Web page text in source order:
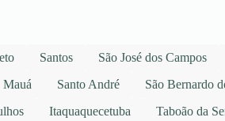
Santos São José dos Campos
Mauá Santo André São Bernardo
Itaquaquecetuba Taboão da